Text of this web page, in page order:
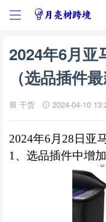
2024年6月亚
（选品插件
干货 2024-04-10
2024年6月28日亚
1、选品插件中增